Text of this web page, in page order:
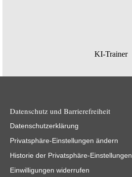
KI-Trainer
Datenschutz und Barrierefreiheit
Datenschutzerklärung
Privatsphäre-Einstellungen ändern
Historie der Privatsphäre-Einstellungen
Einwilligungen widerrufen